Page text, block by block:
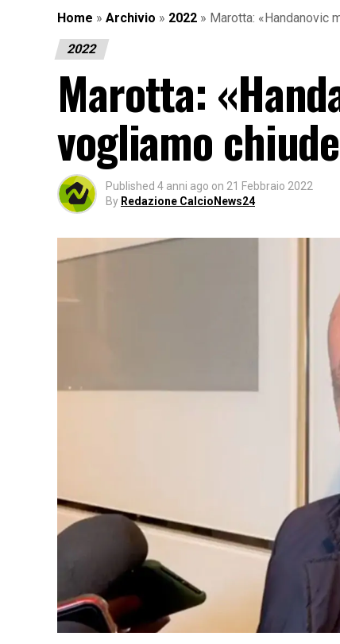
Home » Archivio » 2022 » Marotta: «Handanovic
2022
Marotta:
vogliamo
Published 4 anni ago on 21 Febbraio 2022
By Redazione CalcioNews24